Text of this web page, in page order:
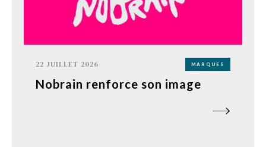
22 JUILLET 2026 MARQUES
Nobrain renforce son image